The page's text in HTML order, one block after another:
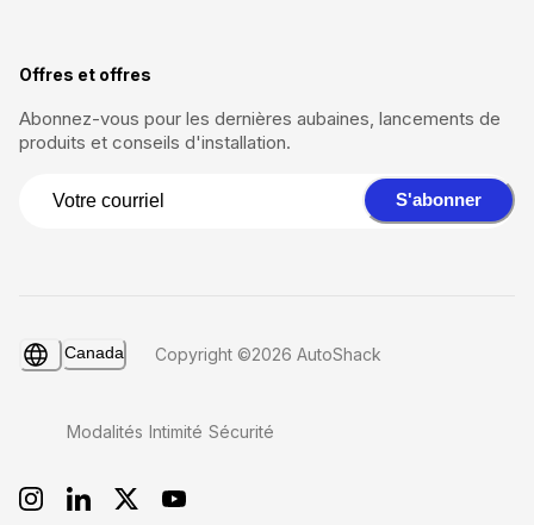
Offres et offres
Abonnez-vous pour les dernières aubaines, lancements de
produits et conseils d'installation.
S'abonner
Canada Copyright ©2026 AutoShack
Modalités Intimité Sécurité